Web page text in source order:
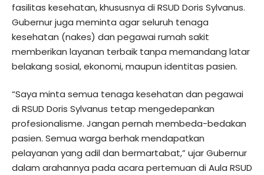
fasilitas kesehatan, khususnya di RSUD Doris Sylvanus.
Gubernur juga meminta agar seluruh tenaga
kesehatan (nakes) dan pegawai rumah sakit
memberikan layanan terbaik tanpa memandang latar
belakang sosial, ekonomi, maupun identitas pasien.
“Saya minta semua tenaga kesehatan dan pegawai
di RSUD Doris Sylvanus tetap mengedepankan
profesionalisme. Jangan pernah membeda-bedakan
pasien. Semua warga berhak mendapatkan
pelayanan yang adil dan bermartabat,” ujar Gubernur
dalam arahannya pada acara pertemuan di Aula RSUD